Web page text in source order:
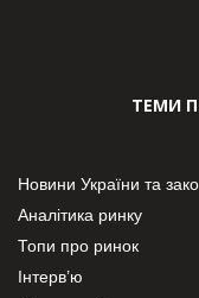
ТЕМИ
Новини України та
Аналітика ринку
Топи про ринок
Інтерв’ю